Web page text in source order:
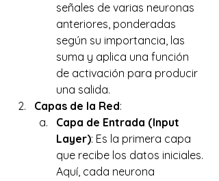
señales de varias neuronas
anteriores, ponderadas
según su importancia, las
suma y aplica una función
de activación para producir
una salida.
Capas de la Red:
Capa de Entrada (Input
Layer): Es la primera capa
que recibe los datos iniciales.
Aquí, cada neurona